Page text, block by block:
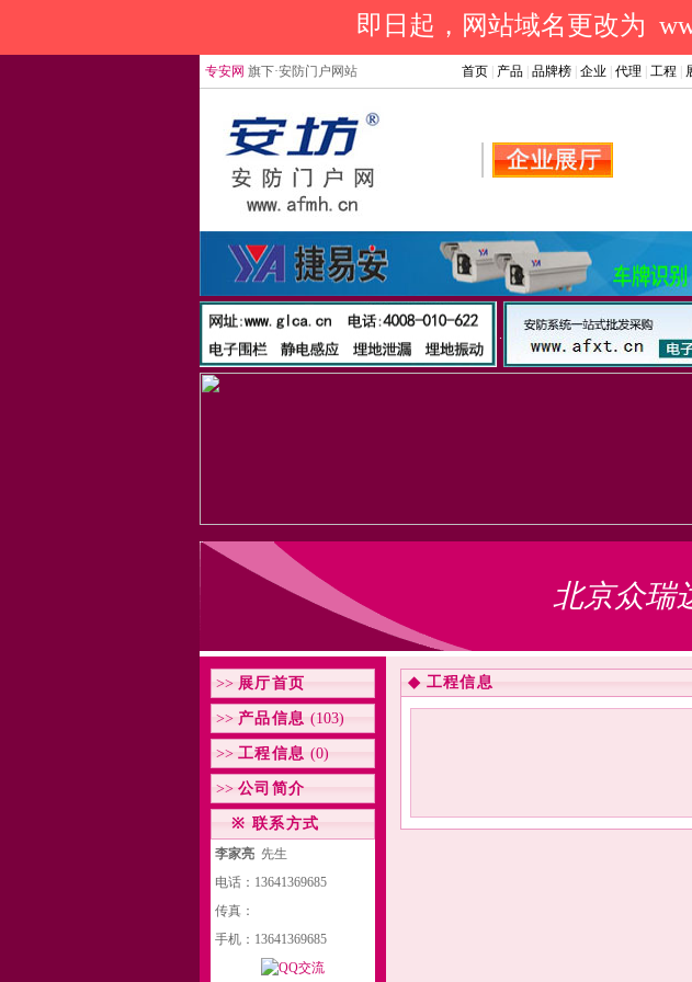
即日起，网站域名更改为
专安网 旗下·安防门户网站 首页 产品 品牌榜 企业 代理 工程
.
北京众瑞
>> 展厅首页
>> 产品信息 (103)
>> 工程信息 (0)
>> 公司简介
※ 联系方式
李家亮 先生
电话：13641369685
传真：
手机：13641369685
◆ 工程信息